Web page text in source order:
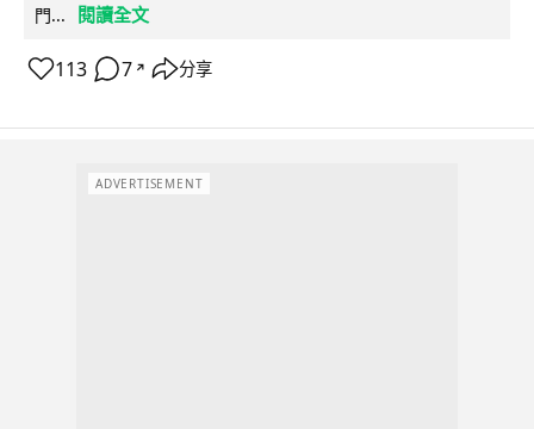
門...
閱讀全文
113 7 ↗ 分享
ADVERTISEMENT